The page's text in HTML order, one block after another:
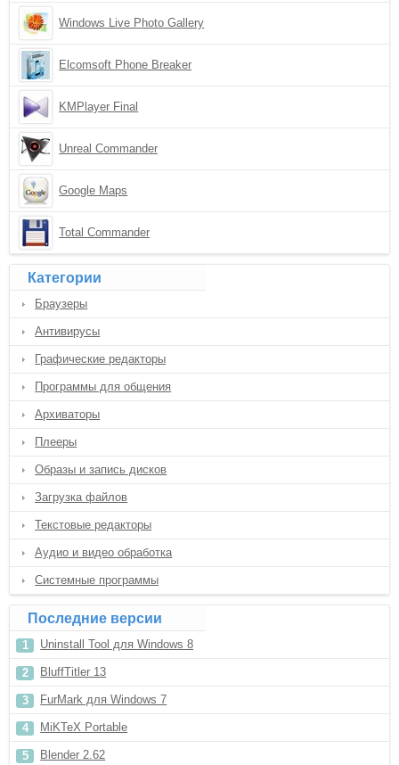
Windows Live Photo Gallery
Elcomsoft Phone Breaker
KMPlayer Final
Unreal Commander
Google Maps
Total Commander
Категории
Браузеры
Антивирусы
Графические редакторы
Программы для общения
Архиваторы
Плееры
Образы и запись дисков
Загрузка файлов
Текстовые редакторы
Аудио и видео обработка
Системные программы
Последние версии
Uninstall Tool для Windows 8
BluffTitler 13
FurMark для Windows 7
MiKTeX Portable
Blender 2.62